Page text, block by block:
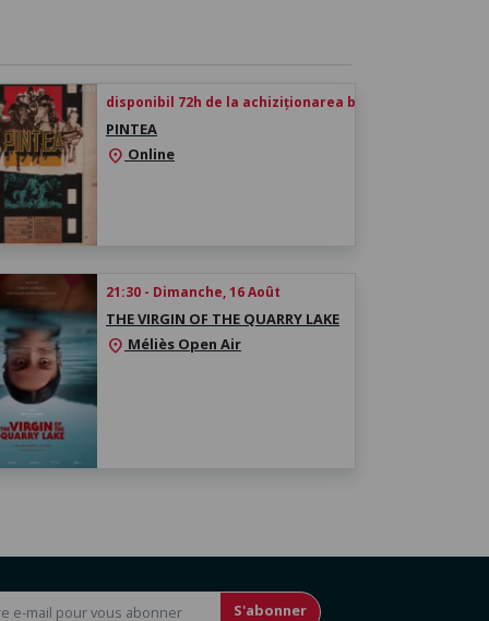
disponibil 72h de la achiziționarea biletului
PINTEA
location_on Online
21:30 - Dimanche, 16 Août
THE VIRGIN OF THE QUARRY LAKE
location_on Méliès Open Air
S'abonner